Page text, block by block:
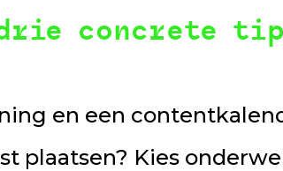
drie concrete
en een
plaatsen? Kies